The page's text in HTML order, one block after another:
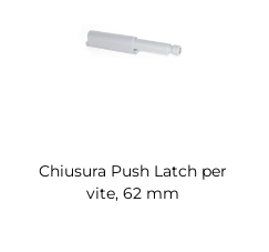
Chiusura Push Latch per
vite, 62 mm